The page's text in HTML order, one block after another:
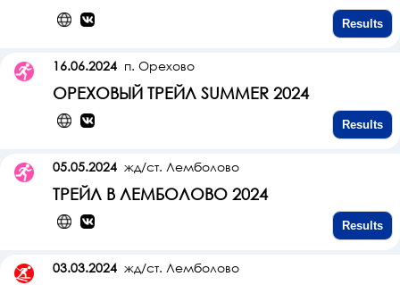
Results
16.06.2024п. Орехово
ОРЕХОВЫЙ ТРЕЙЛ SUMMER 2024
Results
05.05.2024жд/ст. Лемболово
ТРЕЙЛ В ЛЕМБОЛОВО 2024
Results
03.03.2024жд/ст. Лемболово